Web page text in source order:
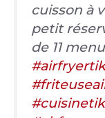
cuisson à
petit
de 11